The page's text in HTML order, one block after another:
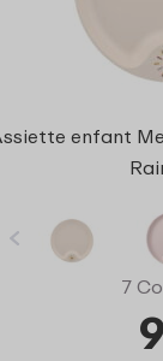
enfant
7
9